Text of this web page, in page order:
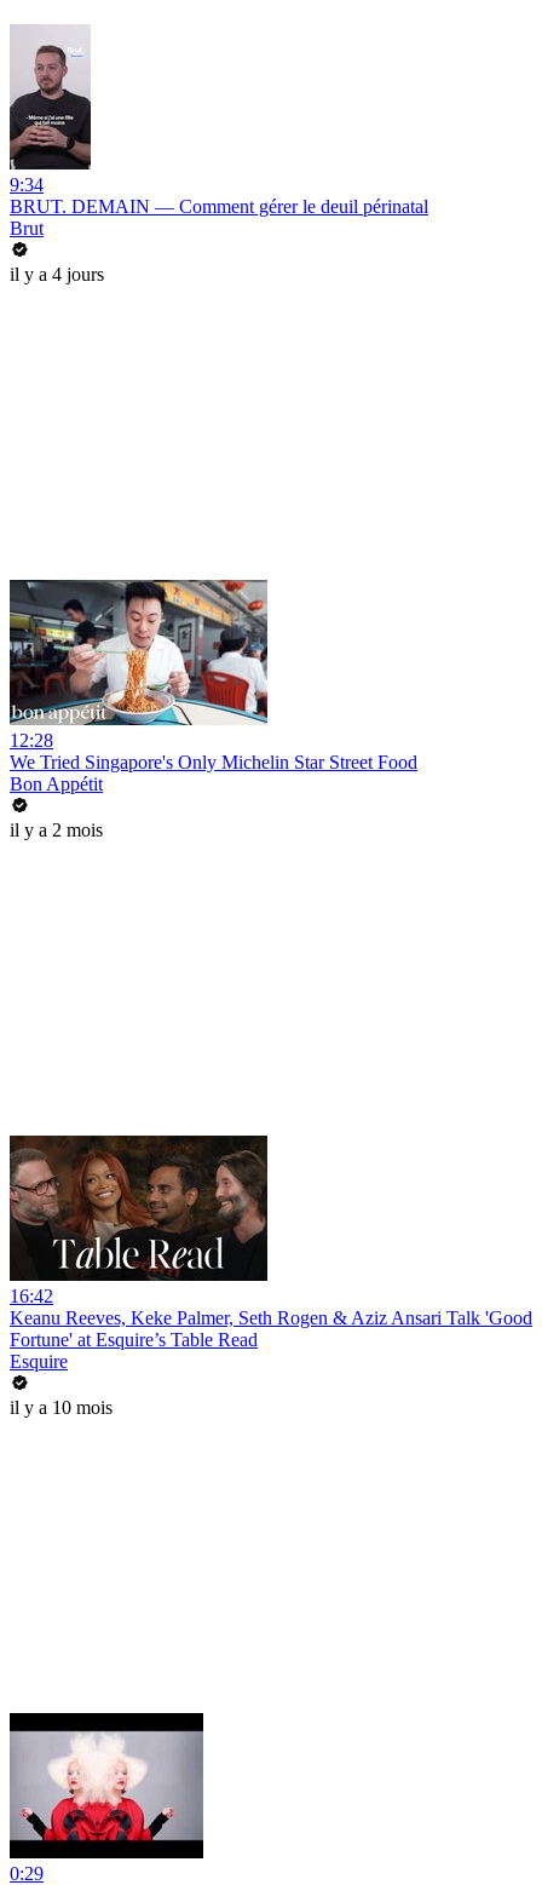
9:34
BRUT. DEMAIN — Comment gérer le deuil périnatal
Brut
il y a 4 jours
12:28
We Tried Singapore's Only Michelin Star Street Food
Bon Appétit
il y a 2 mois
16:42
Keanu Reeves, Keke Palmer, Seth Rogen & Aziz Ansari Talk 'Good
Fortune' at Esquire’s Table Read
Esquire
il y a 10 mois
0:29